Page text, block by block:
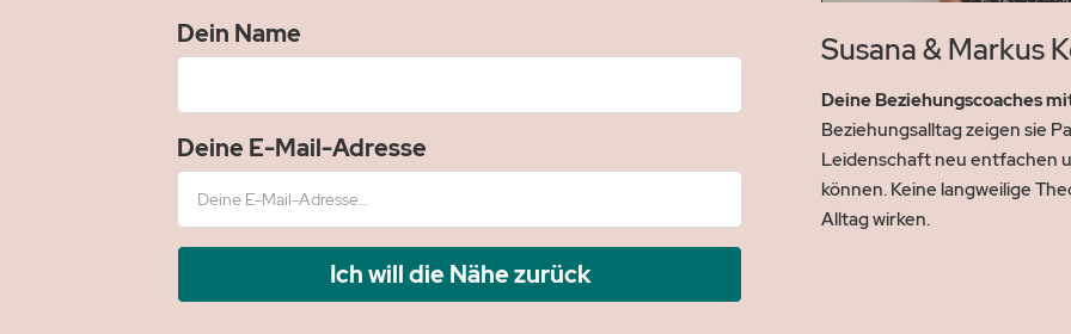
Dein Name
Deine E-Mail-Adresse
Ich will die Nähe zurück
Susana & Markus
Deine Beziehungscoaches
Beziehungsalltag zeigen sie
Leidenschaft neu entfachen
können. Keine langweilige
Alltag wirken.